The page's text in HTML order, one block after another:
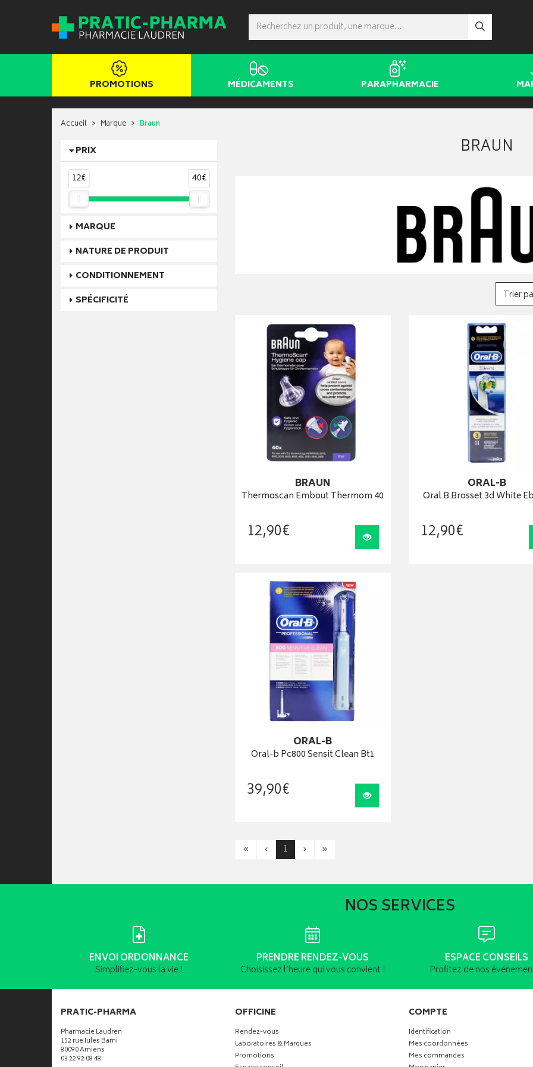
PROMOTIONS MÉDICAMENTS PARAPHARMACIE
Accueil Marque Braun
PRIX
12€
40€
MARQUE
NATURE DE PRODUIT
CONDITIONNEMENT
SPÉCIFICITÉ
BRAUN
Trier
BRAUN
Thermoscan Embout Thermom 40
12,90€ Visualiser
ORAL-B
Oral B Brosset 3d White
12,90€
ORAL-B
Oral-b Pc800 Sensit Clean Bt1
39,90€ Visualiser
« ‹ 1 › »
NOS SERVICES
ENVOI ORDONNANCE
Simplifiez-vous la vie !
PRENDRE RENDEZ-VOUS
Choisissez l’heure qui vous convient !
ESPACE CONSEILS
Profitez de nos
PRATIC-PHARMA
Pharmacie Laudren
152 rue Jules Barni
80090 Amiens
03 22 92 08 48
OFFICINE
Rendez-vous
Laboratoires & Marques
Promotions
COMPTE
Identification
Mes coordonnées
Mes commandes